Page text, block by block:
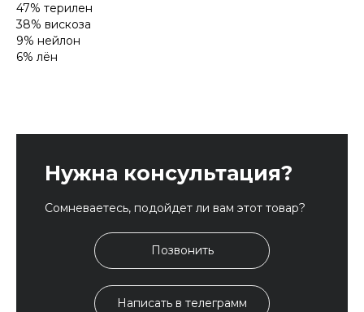
47% терилен
38% вискоза
9% нейлон
6% лён
Нужна консультация?
Сомневаетесь, подойдет ли вам этот товар?
Позвонить
Написать в телеграмм